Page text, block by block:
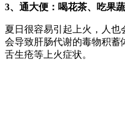
3、通大便：喝花茶、吃果蔬
夏日很容易引起上火，人
会导致肝肠代谢的毒物积蓄
舌生疮等上火症状。